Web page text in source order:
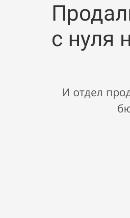
с нуля
И отдел